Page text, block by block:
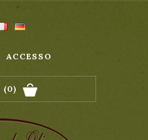
ACCESSO
(0)